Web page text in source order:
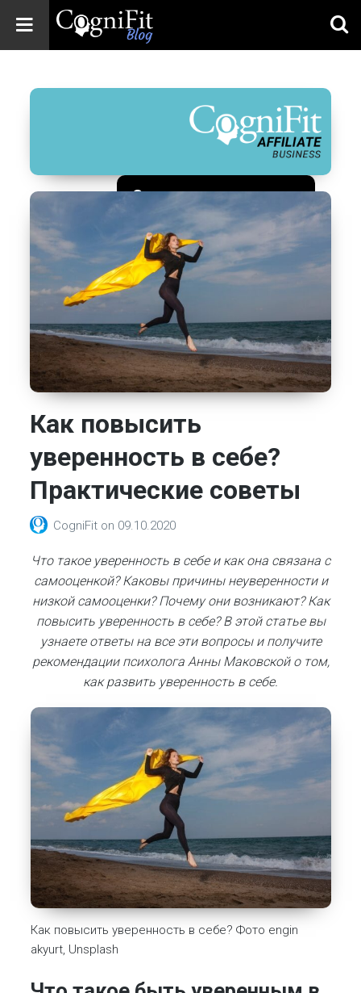
Blog: Brain
Wellness
Зарегистрироваться
Как повысить
уверенность в себе?
Практические советы
CogniFit on 09.10.2020
Что такое уверенность в себе и как она связана с
самооценкой? Каковы причины неуверенности и
низкой самооценки? Почему они возникают? Как
повысить уверенность в себе? В этой статье вы
узнаете ответы на все эти вопросы и получите
рекомендации психолога Анны Маковской о том,
как развить уверенность в себе.
Как повысить уверенность в себе? Фото engin
akyurt, Unsplash